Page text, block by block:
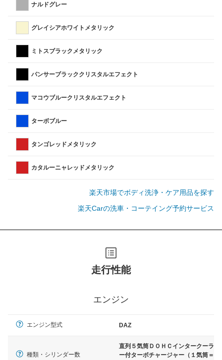
ナルドグレー
グレイシアホワイトメタリック
ミトスブラックメタリック
パンサーブラッククリスタルエフェクト
マコウブルークリスタルエフェクト
ターボブルー
タンゴレッドメタリック
カタルーニャレッドメタリック
楽天市場でボディ洗浄・ケア用品を探す
楽天Carの洗車・コーテイング予約サービス
走行性能
エンジン
エンジン型式 DAZ
種類・シリンダー数
直列５気筒ＤＯＨＣインタークーラ
ー付ターボチャージャー（１気筒＝